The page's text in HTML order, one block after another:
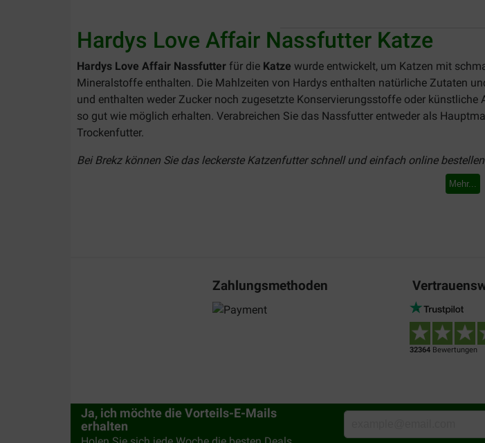
Hardys Love Affair Nassfutter Katze
Hardys Love Affair Nassfutter für die Katze wurde entwickelt, um Katzen mit
Mineralstoffe enthalten. Die Mahlzeiten von Hardys enthalten natürliche Zutaten
und enthalten weder Zucker noch zugesetzte Konservierungsstoffe oder künstliche
so gut wie möglich erhalten. Verabreichen Sie das Nassfutter entweder als
Trockenfutter.
Bei Brekz können Sie das leckerste Katzenfutter schnell und einfach online
Mit dem Multipack
sorgen Sie ganz unkompliziert für
mit Garnelen, Ente mit Wild sowie Kalb mit Truthahn. Jede Geschmacksrichtung ist
Oder stöbern Sie doch gemütlich auf unserer Übersichtsseite fürKatzenfutter. Da
Mehr...
Zahlungsmethoden
32364 Bewertungen
Ja, ich möchte die Vorteils-E-Mails
erhalten